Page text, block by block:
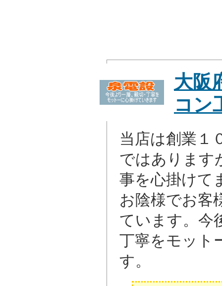
大阪
コン
当店は創業１
ではあります
事を心掛けて
お陰様でお客
ています。今
丁寧をモット
す。